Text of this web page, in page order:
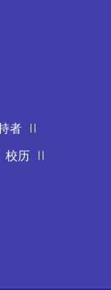
者
校历